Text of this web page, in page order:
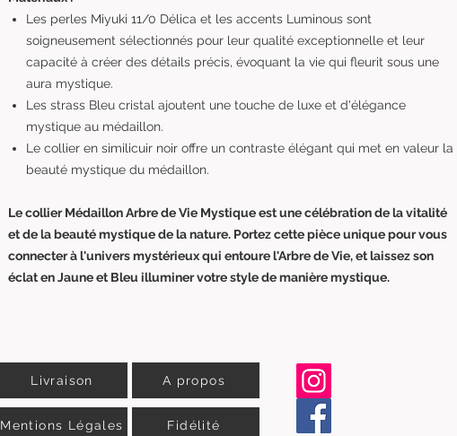
Les perles Miyuki 11/0 Délica et les accents Luminous sont
soigneusement sélectionnés pour leur qualité exceptionnelle et leur
capacité à créer des détails précis, évoquant la vie qui fleurit sous une
aura mystique.
Les strass Bleu cristal ajoutent une touche de luxe et d'élégance
mystique au médaillon.
Le collier en similicuir noir offre un contraste élégant qui met en valeur la
beauté mystique du médaillon.
Le collier Médaillon Arbre de Vie Mystique est une célébration de la vitalité
et de la beauté mystique de la nature. Portez cette pièce unique pour vous
connecter à l'univers mystérieux qui entoure l'Arbre de Vie, et laissez son
éclat en Jaune et Bleu illuminer votre style de manière mystique.
Livraison A propos
Mentions Légales Fidélité